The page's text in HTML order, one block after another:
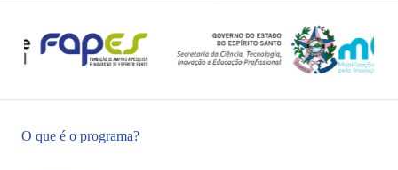
O que é o programa?